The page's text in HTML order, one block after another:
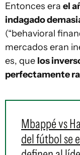
Entonces era el
indagado
(“behavioral
mercados eran
es, que los
perfectamente
Mbappé vs
del fútbol se